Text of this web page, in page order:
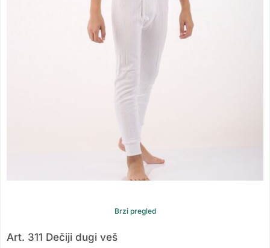
Brzi pregled
Art. 311 Dečiji dugi veš